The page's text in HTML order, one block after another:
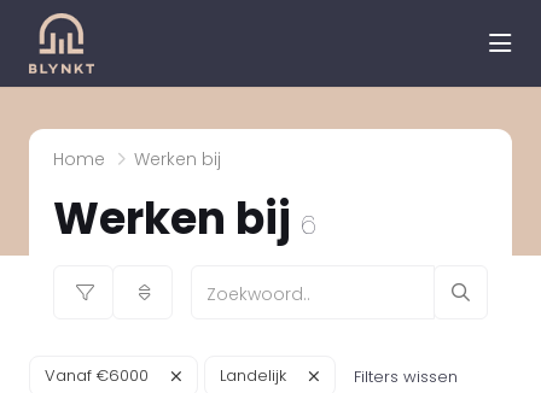
Home Werken bij
Werken bij 6
Vanaf €6000 Landelijk Filters wissen